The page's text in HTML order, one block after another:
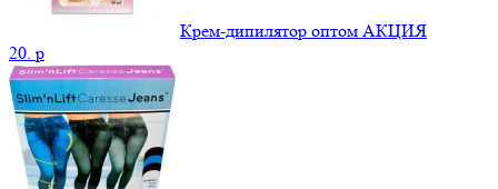
Крем-дипилятор оптом АКЦИЯ
20. p